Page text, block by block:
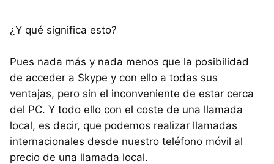
¿Y qué significa esto?
Pues nada más y nada menos que la posibilidad
de acceder a Skype y con ello a todas sus
ventajas, pero sin el inconveniente de estar cerca
del PC. Y todo ello con el coste de una llamada
local, es decir, que podemos realizar llamadas
internacionales desde nuestro teléfono móvil al
precio de una llamada local.